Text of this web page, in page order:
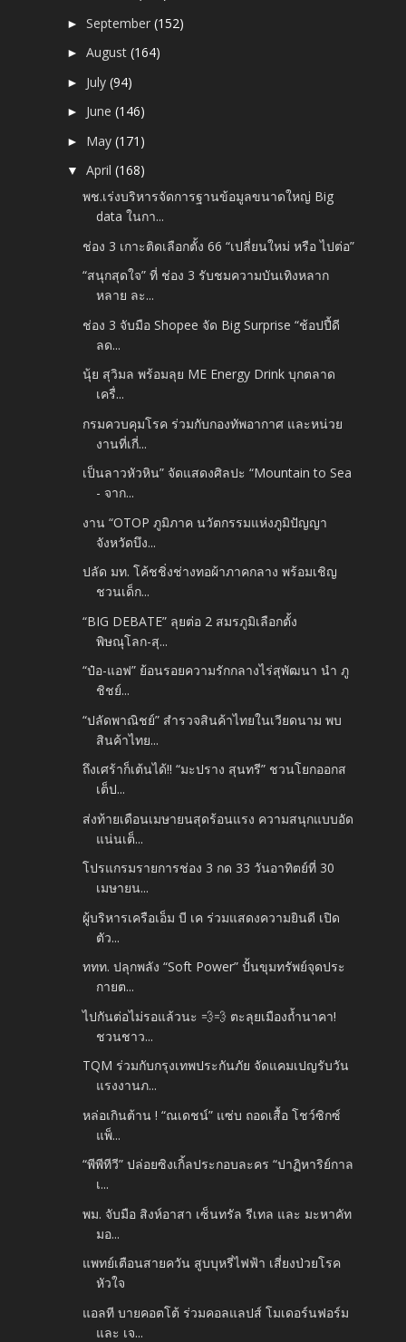
►September(152)
►August(164)
► July(94)
► June(146)
► May(171)
▼April(168)
พช.เร่งบริหารจัดการฐานข้อมูลขนาดใหญ่ Big
data ในกา...
ช่อง 3 เกาะติดเลือกตั้ง 66 “เปลี่ยนใหม่ หรือ ไปต่อ”
“สนุกสุดใจ” ที่ ช่อง 3 รับชมความบันเทิงหลาก
หลาย ละ...
ช่อง 3 จับมือ Shopee จัด Big Surprise “ช้อปปี้ดี
ลด...
นุ้ย สุวิมล พร้อมลุย ME Energy Drink บุกตลาด
เครื่...
กรมควบคุมโรค ร่วมกับกองทัพอากาศ และหน่วย
งานที่เกี่...
เป็นลาวหัวหิน” จัดแสดงศิลปะ “Mountain to Sea
- จาก...
งาน “OTOP ภูมิภาค นวัตกรรมแห่งภูมิปัญญา
จังหวัดบึง...
ปลัด มท. โค้ชชิ่งช่างทอผ้าภาคกลาง พร้อมเชิญ
ชวนเด็ก...
“BIG DEBATE” ลุยต่อ 2 สมรภูมิเลือกตั้ง
พิษณุโลก-สุ...
“ป๋อ-แอฟ” ย้อนรอยความรักกลางไร่สุพัฒนา นำ ภู
ชิชย์...
“ปลัดพาณิชย์” สำรวจสินค้าไทยในเวียดนาม พบ
สินค้าไทย...
ถึงเศร้าก็เต้นได้!! “มะปราง สุนทรี” ชวนโยกออกส
เต็ป...
ส่งท้ายเดือนเมษายนสุดร้อนแรง ความสนุกแบบอัด
แน่นเต็...
โปรแกรมรายการช่อง 3 กด 33 วันอาทิตย์ที่ 30
เมษายน...
ผู้บริหารเครือเอ็ม บี เค ร่วมแสดงความยินดี เปิด
ตัว...
ททท. ปลุกพลัง “Soft Power” ปั้นขุมทรัพย์จุดประ
กายต...
ไปกันต่อไม่รอแล้วนะ 💨💨 ตะลุยเมืองถ้ำนาคา!
ชวนชาว...
TQM ร่วมกับกรุงเทพประกันภัย จัดแคมเปญรับวัน
แรงงานภ...
หล่อเกินต้าน ! “ณเดชน์” แซ่บ ถอดเสื้อ โชว์ซิกซ์
แพ็...
“พีพีทีวี” ปล่อยซิงเกิ้ลประกอบละคร “ปาฏิหาริย์กาล
เ...
พม. จับมือ สิงห์อาสา เซ็นทรัล รีเทล และ มะหาคัท
มอ...
แพทย์เตือนสายควัน สูบบุหรี่ไฟฟ้า เสี่ยงป่วยโรค
หัวใจ
แอลที บายคอตโต้ ร่วมคอลแลปส์ โมเดอร์นฟอร์ม
และ เจ...